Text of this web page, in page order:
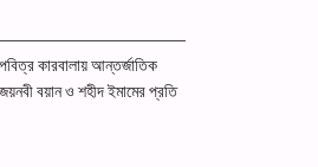
পবিত্র কারবালায় আন্তর্জাতিক
বয়ান ও শহীদ ইমামের প্রতি